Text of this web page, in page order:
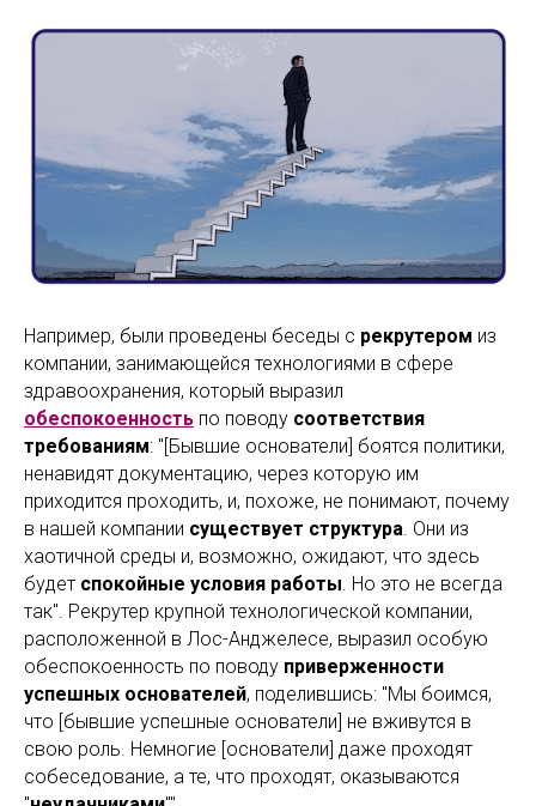
Например, были проведены беседы с рекрутером из
компании, занимающейся технологиями в сфере
здравоохранения, который выразил
обеспокоенность по поводу соответствия
требованиям: "[Бывшие основатели] боятся политики,
ненавидят документацию, через которую им
приходится проходить, и, похоже, не понимают, почему
в нашей компании существует структура. Они из
хаотичной среды и, возможно, ожидают, что здесь
будет спокойные условия работы. Но это не всегда
так". Рекрутер крупной технологической компании,
расположенной в Лос-Анджелесе, выразил особую
обеспокоенность по поводу приверженности
успешных основателей, поделившись: "Мы боимся,
что [бывшие успешные основатели] не вживутся в
свою роль. Немногие [основатели] даже проходят
собеседование, а те, что проходят, оказываются